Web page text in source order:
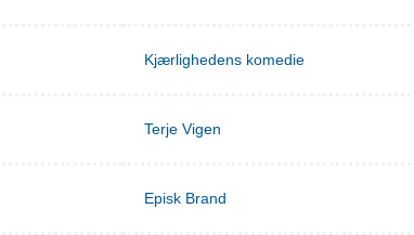
Kjærlighedens komedie
Terje Vigen
Episk Brand